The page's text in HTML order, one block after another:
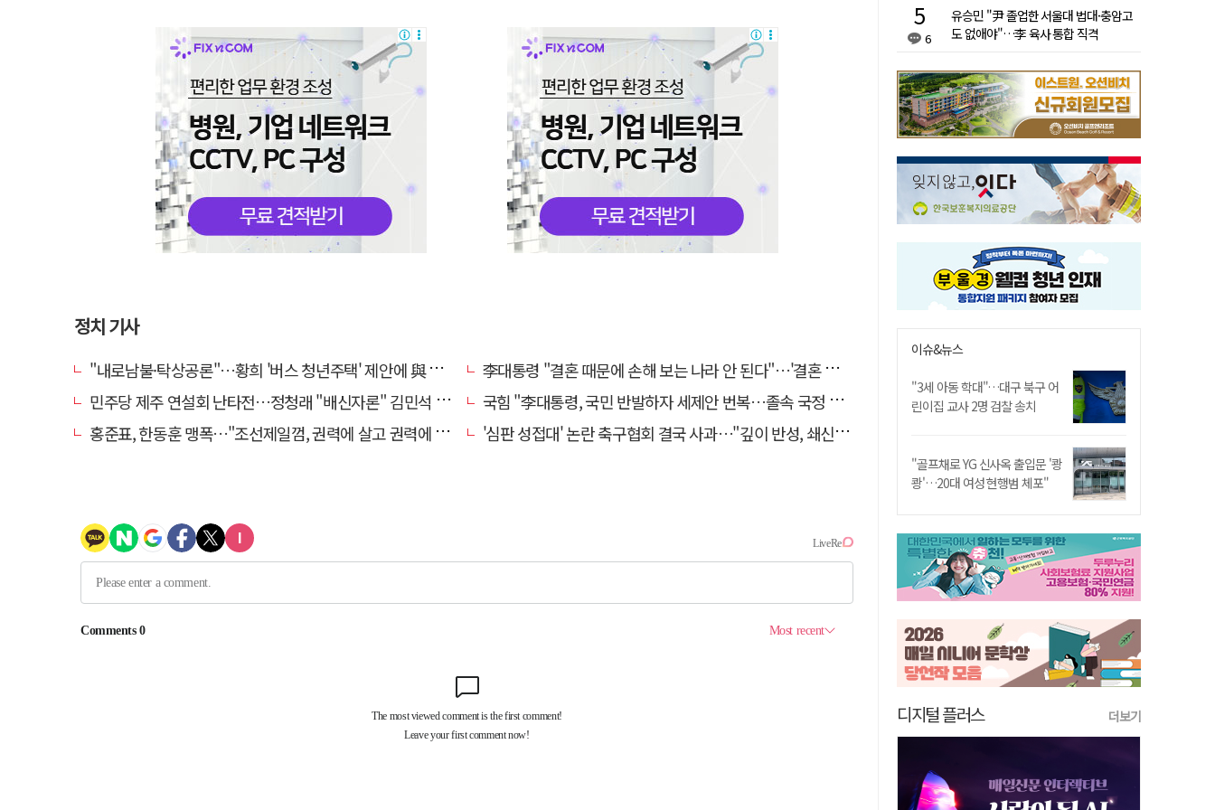
정치 기사
"내로남불·탁상공론"…황희 '버스 청년주택' 제안에 與 내부서도 쓴소리
李대통령 "결혼 때문에 손해 보는 나라 안 된다"…'결혼 페널티' 22개 손본다
민주당 제주 연설회 난타전…정청래 "배신자론" 김민석 "관리 무능"
국힘 "李대통령, 국민 반발하자 세제안 번복…졸속 국정 즉각 중단"
홍준표, 한동훈 맹폭…"조선제일껌, 권력에 살고 권력에 죽었다"
'심판 성접대' 논란 축구협회 결국 사과…"깊이 반성, 쇄신하겠다"
6
유승민 "尹 졸업한 서울대 법대·충암고
도 없애야"…李 육사 통합 직격
이슈&뉴스
"3세 아동 학대"…대구 북구 어
린이집 교사 2명 검찰 송치
"골프채로 YG 신사옥 출입문 '쾅
쾅'…20대 여성 현행범 체포"
디지털 플러스 더보기